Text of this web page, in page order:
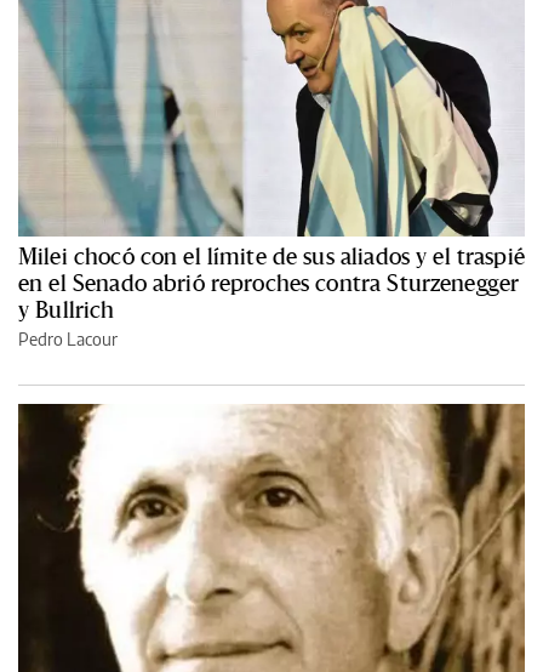
Milei chocó con el límite de sus aliados y el traspié
en el Senado abrió reproches contra Sturzenegger
y Bullrich
Pedro Lacour